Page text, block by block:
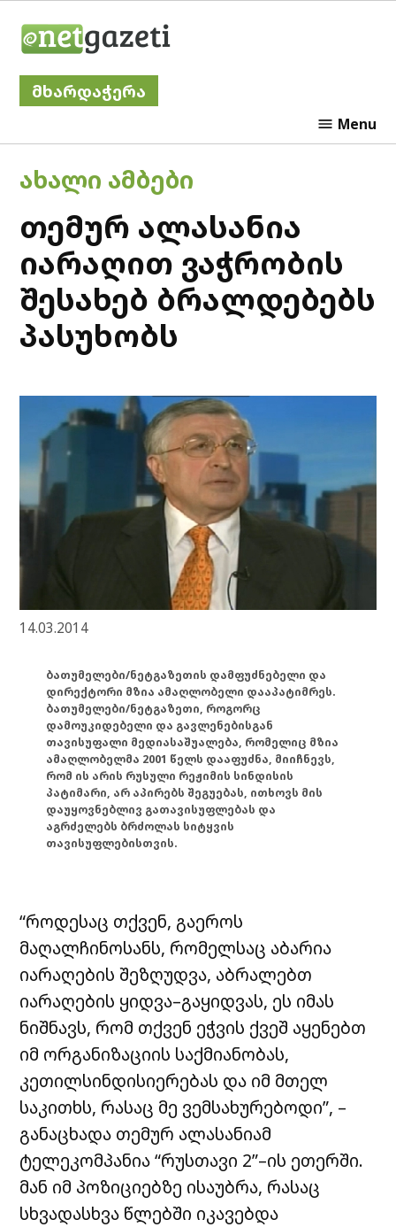
მხარდაჭერა
Menu
POSTED
ᲐᲮᲐᲚᲘ ᲐᲛᲑᲔᲑᲘ
თემურ ალასანია
იარაღით ვაჭრობის
შესახებ ბრალდებებს
პასუხობს
14.03.2014
ბათუმელები/ნეტგაზეთის დამფუძნებელი და
დირექტორი მზია ამაღლობელი დააპატიმრეს.
ბათუმელები/ნეტგაზეთი, როგორც
დამოუკიდებელი და გავლენებისგან
თავისუფალი მედიასაშუალება, რომელიც მზია
ამაღლობელმა 2001 წელს დააფუძნა, მიიჩნევს,
რომ ის არის რუსული რეჟიმის სინდისის
პატიმარი, არ აპირებს შეგუებას, ითხოვს მის
დაუყოვნებლივ გათავისუფლებას და
აგრძელებს ბრძოლას სიტყვის
თავისუფლებისთვის.
“როდესაც თქვენ, გაეროს
მაღალჩინოსანს, რომელსაც აბარია
იარაღების შეზღუდვა, აბრალებთ
იარაღების ყიდვა–გაყიდვას, ეს იმას
ნიშნავს, რომ თქვენ ეჭვის ქვეშ აყენებთ
იმ ორგანიზაციის საქმიანობას,
კეთილსინდისიერებას და იმ მთელ
საკითხს, რასაც მე ვემსახურებოდი”, –
განაცხადა თემურ ალასანიამ
ტელეკომპანია “რუსთავი 2”–ის ეთერში.
მან იმ პოზიციებზე ისაუბრა, რასაც
სხვადასხვა წლებში იკავებდა